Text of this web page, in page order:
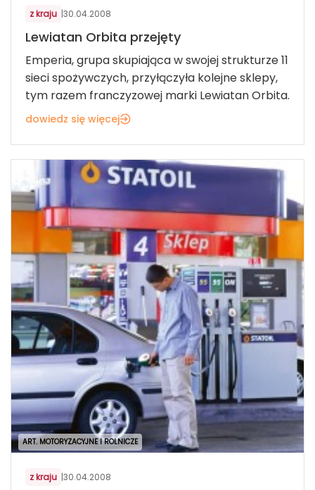
z kraju |30.04.2008
Lewiatan Orbita przejęty
Emperia, grupa skupiająca w swojej strukturze 11
sieci spożywczych, przyłączyła kolejne sklepy,
tym razem franczyzowej marki Lewiatan Orbita.
dowiedz się więcej
ART. MOTORYZACYJNE I ROLNICZE
z kraju |30.04.2008